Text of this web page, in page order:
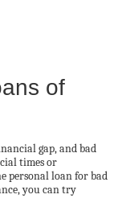
of
gap, and bad
times or
personal loan for bad
you can try